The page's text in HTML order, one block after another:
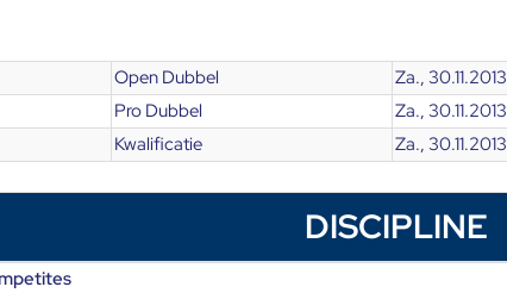
Open Dubbel Za., 30.11.2013
Pro Dubbel Za., 30.11.2013
Kwalificatie Za., 30.11.2013
DISCIPLINE